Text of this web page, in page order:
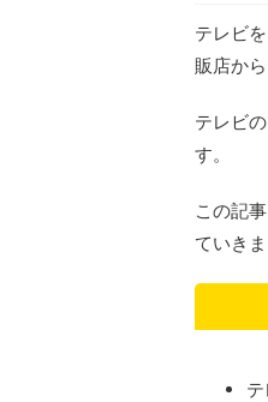
テレビ
販店か
テレビ
す。
この記
ていき